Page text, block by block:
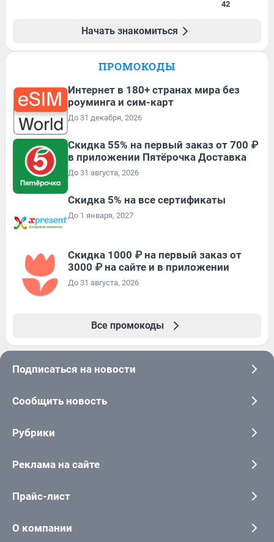
42
Начать знакомиться
ПРОМОКОДЫ
Интернет в 180+ странах мира без
роуминга и сим-карт
До 31 декабря, 2026
Скидка 55% на первый заказ от 700 ₽
в приложении Пятёрочка Доставка
До 31 августа, 2026
Скидка 5% на все сертификаты
До 1 января, 2027
Скидка 1000 ₽ на первый заказ от
3000 ₽ на сайте и в приложении
До 31 августа, 2026
Все промокоды
Подписаться на новости
Сообщить новость
Рубрики
Реклама на сайте
Прайс-лист
О компании